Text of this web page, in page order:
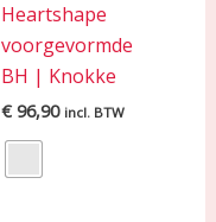
Heartshape
voorgevormde
BH | Knokke
€96,90 incl. BTW